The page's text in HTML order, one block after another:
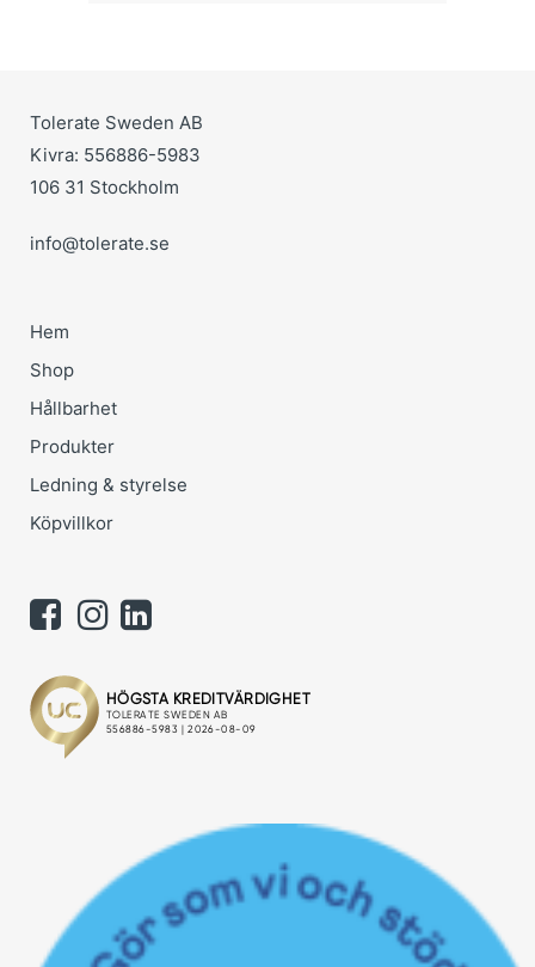
Tolerate Sweden AB
Kivra: 556886-5983
106 31 Stockholm
info@tolerate.se
Hem
Shop
Hållbarhet
Produkter
Ledning & styrelse
Köpvillkor